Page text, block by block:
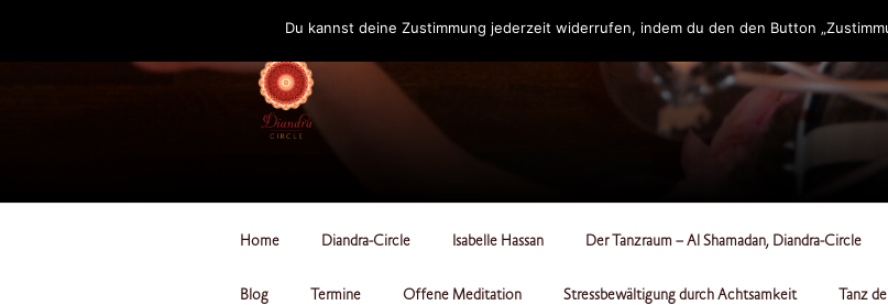
Home Diandra-Circle Isabelle Hassan Der Tanzraum – Al Shamadan, Diandra-Circle
Blog Termine Offene Meditation Stressbewältigung durch Achtsamkeit Tanz
Du kannst deine Zustimmung jederzeit widerrufen, indem du den den Button